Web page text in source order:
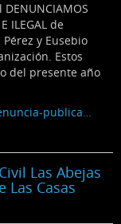
ILEGAL de
y Eusebio
Estos
del presente año
publica…
Las Abejas
Las Casas